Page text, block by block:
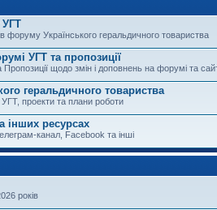
форуму Українського геральдичного товариства
УГТ та пропозиції
Пропозиції щодо змін і доповнень на форумі та
геральдичного товариства
УГТ, проекти та плани роботи
інших ресурсах
канал, Facebook та інші
років